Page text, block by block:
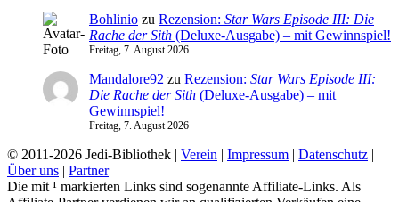
Bohlinio zu Rezension: Star Wars Episode III: Die
Rache der Sith (Deluxe-Ausgabe) – mit Gewinnspiel!
Freitag, 7. August 2026
Mandalore92 zu Rezension: Star Wars Episode III:
Die Rache der Sith (Deluxe-Ausgabe) – mit
Gewinnspiel!
Freitag, 7. August 2026
© 2011-2026 Jedi-Bibliothek | Verein | Impressum | Datenschutz |
Über uns | Partner
Die mit ¹ markierten Links sind sogenannte Affiliate-Links. Als